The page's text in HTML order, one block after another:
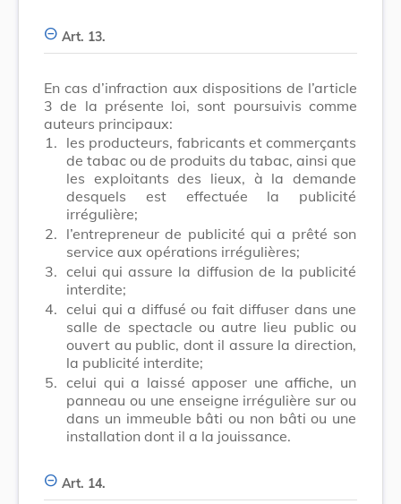
Art. 13.
En cas d’infraction aux dispositions de l’article
3 de la présente loi, sont poursuivis comme
auteurs principaux:
1. les producteurs, fabricants et commerçants
de tabac ou de produits du tabac, ainsi que
les exploitants des lieux, à la demande
desquels est effectuée la publicité
irrégulière;
2. l’entrepreneur de publicité qui a prêté son
service aux opérations irrégulières;
3. celui qui assure la diffusion de la publicité
interdite;
4. celui qui a diffusé ou fait diffuser dans une
salle de spectacle ou autre lieu public ou
ouvert au public, dont il assure la direction,
la publicité interdite;
5. celui qui a laissé apposer une affiche, un
panneau ou une enseigne irrégulière sur ou
dans un immeuble bâti ou non bâti ou une
installation dont il a la jouissance.
Art. 14.